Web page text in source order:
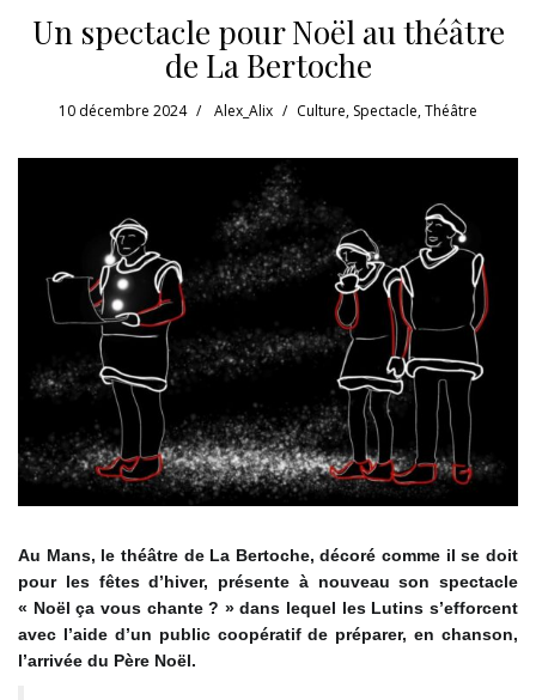
Un spectacle pour Noël au théâtre
de La Bertoche
10 décembre 2024 Alex_Alix Culture, Spectacle,Théâtre
Au Mans, le théâtre de La Bertoche, décoré comme il se doit
pour les fêtes d’hiver, présente à nouveau son spectacle
« Noël ça vous chante ? » dans lequel les Lutins s’efforcent
avec l’aide d’un public coopératif de préparer, en chanson,
l’arrivée du Père Noël.